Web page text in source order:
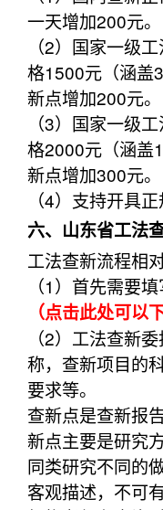
一天增加200元。
（2）国家一级
格1500元（涵盖
新点增加200元。
（3）国家一级
格2000元（涵盖
新点增加300元。
（4）支持开具
六、山东省工法
工法查新流程相
（1）首先需要
（点击此处可以
（2）工法查新
称，查新项目的
要求等。
查新点是查新报
新点主要是研究
同类研究不同的
客观描述，不可有